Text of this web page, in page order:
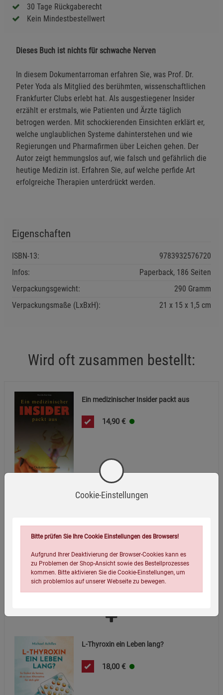
30 Tage Rückgaberecht
Kein Mindestbestellwert
Dieses Buch ist nichts für schwache Nerven
In diesem Dokumentarroman erfahren Sie, was Prof. Dr.
Peter Yoda als Mitglied des berühmten, wissenschaftlichen
Frankfurter Clubs erlebt hat. Als ausgestiegener Insider
erzählt er erstmals, wie Patienten und Ärzte täglich
betrogen werden. Mit schockierenden Einsichten erklärt er,
welche unglaublichen Systeme dahinterstehen und wie
Regierungen und Pharmafirmen über Leichen gehen. Der
Autor zeigt hemmungslos auf, wie falsch und gefährlich die
heutige Medizin ist. Erfahren Sie, auf welche perfide Art
erfolgreiche Therapien unterdrückt werden.
Eigenschaften
ISBN-13:
9783932576720
Infos:
Paperback, 186 Seiten
Verpackungsgewicht:
290 Gramm
Verpackungsmaße (LxBxH):
21 15 1,5 cm
Wird oft zusammen bestellt:
Ein medizinischer Insider packt aus
14,90 €
L-Thyroxin ein Leben lang?
18,00 €
Cookie-Einstellungen
Bitte prüfen Sie Ihre Cookie Einstellungen des Browsers!
Aufgrund Ihrer Deaktivierung der Browser-Cookies kann es
zu Problemen der Shop-Ansicht sowie des Bestellprozesses
kommen. Bitte aktivieren Sie die Cookie-Einstellungen, um
sich problemlos auf unserer Webseite zu bewegen.
Einstellungen speichern für die GruppeEinstellungen speichern für die Gruppe